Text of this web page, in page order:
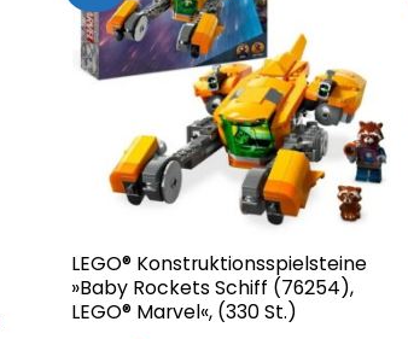
LEGO® Konstruktionsspielsteine
»Baby Rockets Schiff (76254),
LEGO® Marvel«, (330 St.)